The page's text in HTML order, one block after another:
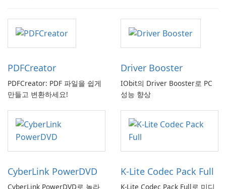
PDFCreator
PDFCreator: PDF 파일을 쉽게
만들고 변환하세요!
Driver Booster
IObit의 Driver Booster로 PC
성능 향상
CyberLink PowerDVD
CyberLink PowerDVD로 놀라
K-Lite Codec Pack Full
K-Lite Codec Pack Full로 미디